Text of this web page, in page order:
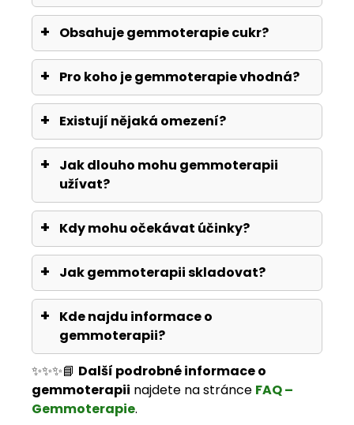
Obsahuje gemmoterapie cukr?
Pro koho je gemmoterapie vhodná?
Existují nějaká omezení?
Jak dlouho mohu gemmoterapii
užívat?
Kdy mohu očekávat účinky?
Jak gemmoterapii skladovat?
Kde najdu informace o
gemmoterapii?
✨✨✨📘 Další podrobné informace o
gemmoterapii najdete na stránce FAQ –
Gemmoterapie.